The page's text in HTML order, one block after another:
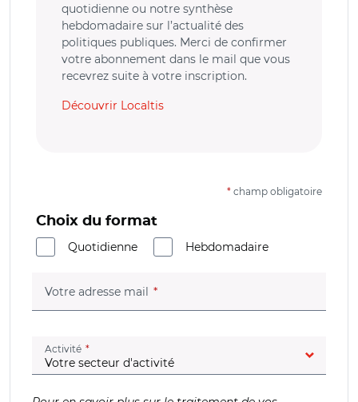
quotidienne ou notre synthèse
hebdomadaire sur l’actualité des
politiques publiques. Merci de confirmer
votre abonnement dans le mail que vous
recevrez suite à votre inscription.
Découvrir Localtis
* champ obligatoire
Choix du format
Quotidienne
Hebdomadaire
Votre adresse mail (champ obligatoire)
Activité (champ obligatoire)